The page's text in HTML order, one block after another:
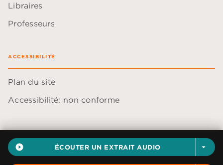
play_circle_filled ÉCOUTER UN EXTRAIT AUDIO arrow_drop_down
Libraires
Professeurs
ACCESSIBILITÉ
Plan du site
Accessibilité: non conforme
Données personnelles